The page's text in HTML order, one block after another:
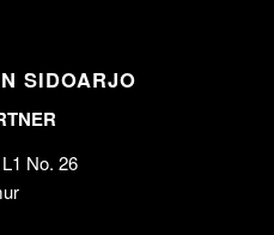
SIDOARJO
No. 26